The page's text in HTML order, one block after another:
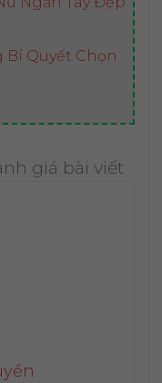
Bí Quyết Chọn
giá bài viết